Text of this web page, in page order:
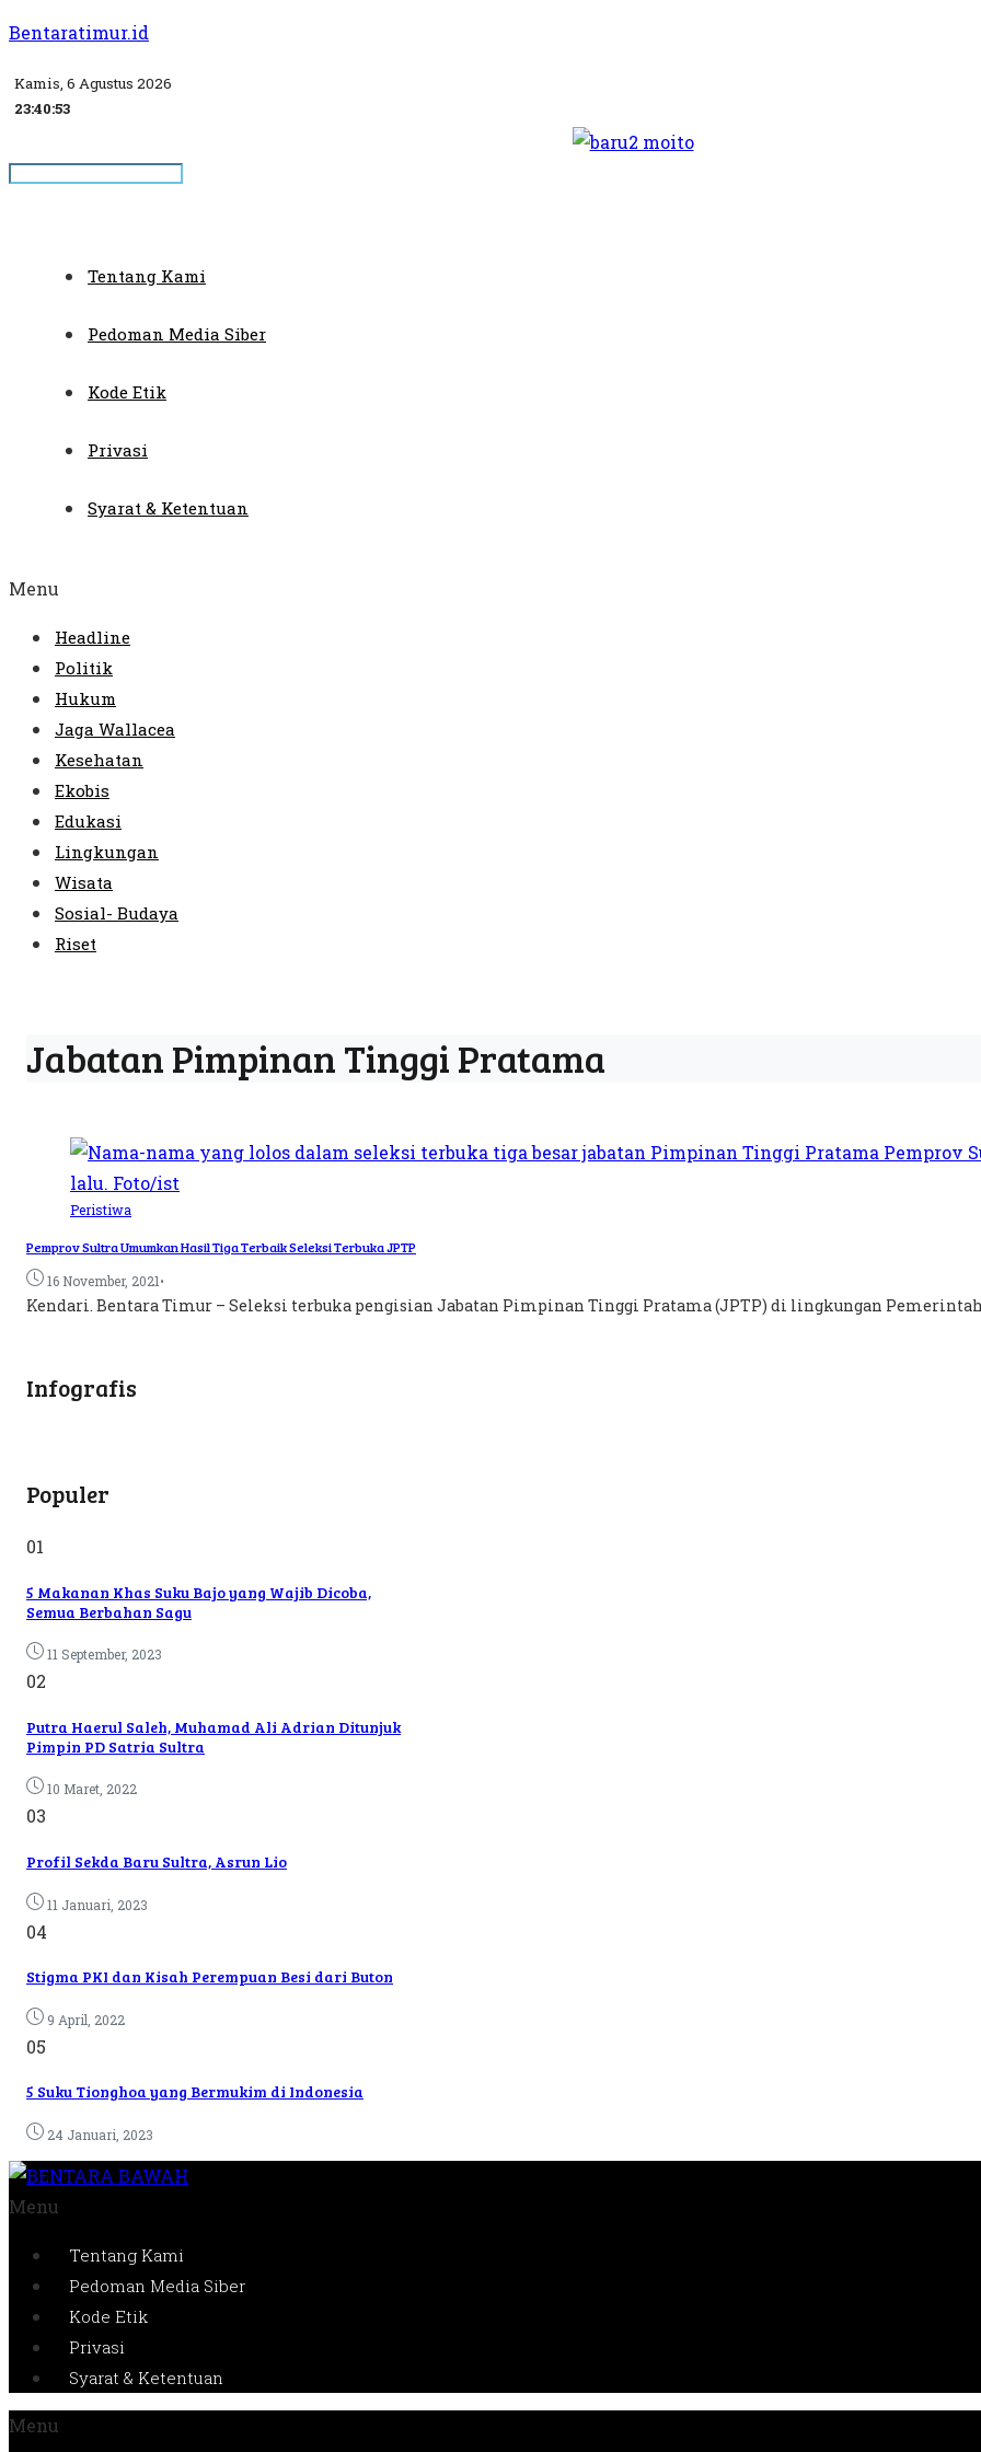
Bentaratimur.id
Kamis, 6 Agustus 2026
23:40:53
Tentang Kami
Pedoman Media Siber
Kode Etik
Privasi
Syarat & Ketentuan
Menu
Headline
Politik
Hukum
Jaga Wallacea
Kesehatan
Ekobis
Edukasi
Lingkungan
Wisata
Sosial- Budaya
Riset
Jabatan Pimpinan Tinggi Pratama
Peristiwa
Pemprov Sultra Umumkan Hasil Tiga Terbaik Seleksi Terbuka JPTP
16 November, 2021•
Kendari. Bentara Timur – Seleksi terbuka pengisian Jabatan Pimpinan Tinggi Pratama (JPTP) di lingkungan
Infografis
Populer
01
5 Makanan Khas Suku Bajo yang Wajib Dicoba,
Semua Berbahan Sagu
11 September, 2023
02
Putra Haerul Saleh, Muhamad Ali Adrian Ditunjuk
Pimpin PD Satria Sultra
10 Maret, 2022
03
Profil Sekda Baru Sultra, Asrun Lio
11 Januari, 2023
04
Stigma PKI dan Kisah Perempuan Besi dari Buton
9 April, 2022
05
5 Suku Tionghoa yang Bermukim di Indonesia
24 Januari, 2023
Menu
Tentang Kami
Pedoman Media Siber
Kode Etik
Privasi
Syarat & Ketentuan
Menu